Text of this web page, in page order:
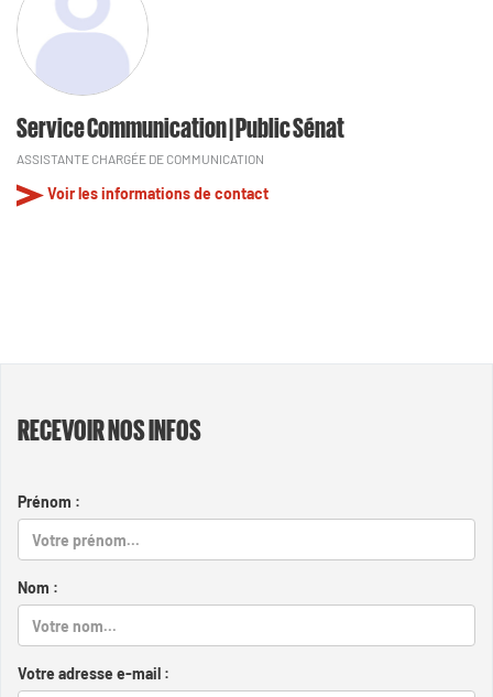
Service Communication | Public Sénat
ASSISTANTE CHARGÉE DE COMMUNICATION
Voir les informations de contact
RECEVOIR NOS INFOS
Prénom :
Nom :
Votre adresse e-mail :